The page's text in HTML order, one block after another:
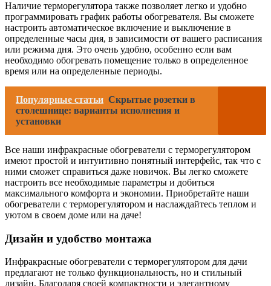
Наличие терморегулятора также позволяет легко и удобно
программировать график работы обогревателя. Вы сможете
настроить автоматическое включение и выключение в
определенные часы дня, в зависимости от вашего расписания
или режима дня. Это очень удобно, особенно если вам
необходимо обогревать помещение только в определенное
время или на определенные периоды.
Популярные статьи Скрытые розетки в
столешнице: варианты исполнения и
установки
Все наши инфракрасные обогреватели с терморегулятором
имеют простой и интуитивно понятный интерфейс, так что с
ними сможет справиться даже новичок. Вы легко сможете
настроить все необходимые параметры и добиться
максимального комфорта и экономии. Приобретайте наши
обогреватели с терморегулятором и наслаждайтесь теплом и
уютом в своем доме или на даче!
Дизайн и удобство монтажа
Инфракрасные обогреватели с терморегулятором для дачи
предлагают не только функциональность, но и стильный
дизайн. Благодаря своей компактности и элегантному